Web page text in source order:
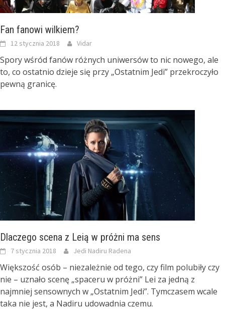
Fan fanowi wilkiem?
12 stycznia 2018 Vidar
Spory wśród fanów różnych uniwersów to nic nowego, ale
to, co ostatnio dzieje się przy „Ostatnim Jedi” przekroczyło
pewną granicę.
Dlaczego scena z Leią w próżni ma sens
7 stycznia 2018 Jedi Nadiru Radena
Większość osób – niezależnie od tego, czy film polubiły czy
nie – uznało scenę „spaceru w próżni” Lei za jedną z
najmniej sensownych w „Ostatnim Jedi”. Tymczasem wcale
taka nie jest, a Nadiru udowadnia czemu.